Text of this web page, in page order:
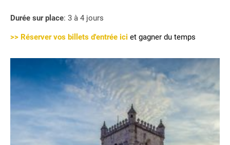
Durée sur place: 3 à 4 jours
>> Réserver vos billets d'entrée ici et gagner du temps